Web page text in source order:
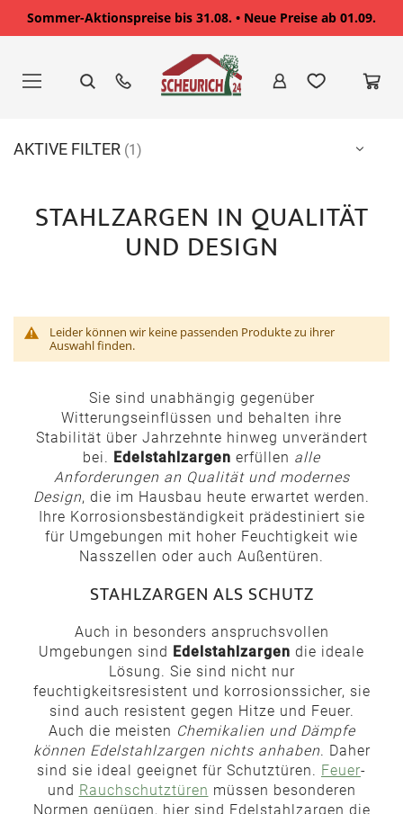
Sommer-Aktionspreise bis 31.08. • Neue Preise ab 01.09.
springen
STAHLZARGEN IN QUALITÄT
UND DESIGN
Leider können wir keine passenden Produkte zu ihrer
Auswahl finden.
AKTIVE FILTER
Sie sind unabhängig gegenüber
Witterungseinflüssen und behalten ihre
Stabilität über Jahrzehnte hinweg unverändert
bei. Edelstahlzargen erfüllen alle
Anforderungen an Qualität und modernes
Design, die im Hausbau heute erwartet werden.
Ihre Korrosionsbeständigkeit prädestiniert sie
für Umgebungen mit hoher Feuchtigkeit wie
Nasszellen oder auch Außentüren.
STAHLZARGEN ALS SCHUTZ
Auch in besonders anspruchsvollen
Umgebungen sind Edelstahlzargen die ideale
Lösung. Sie sind nicht nur
feuchtigkeitsresistent und korrosionssicher, sie
sind auch resistent gegen Hitze und Feuer.
Auch die meisten Chemikalien und Dämpfe
können Edelstahlzargen nichts anhaben. Daher
sind sie ideal geeignet für Schutztüren. Feuer-
und Rauchschutztüren müssen besonderen
Normen genügen, hier sind Edelstahlzargen die